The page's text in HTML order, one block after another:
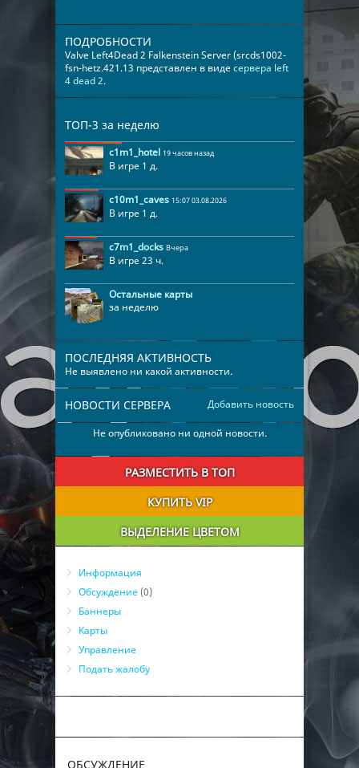
ПОДРОБНОСТИ
Valve Left4Dead 2 Falkenstein Server (srcds1002-
fsn-hetz.421.13 представлен в видесервера left
4 dead 2.
ТОП-3 за неделю
c1m1_hotel 19 часов назад
В игре 1 д.
c10m1_caves 15:07 03.08.2026
В игре 1 д.
c7m1_docks Вчера
В игре 23 ч.
Остальные карты
за неделю
ПОСЛЕДНЯЯ АКТИВНОСТЬ
Не выявлено ни какой активности.
Добавить новость
НОВОСТИ СЕРВЕРА
Не опубликовано ни одной новости.
РАЗМЕСТИТЬ В ТОП
КУПИТЬ VIP
ВЫДЕЛЕНИЕ ЦВЕТОМ
Информация
Обсуждение (0)
Баннеры
Карты
Управление
Подать жалобу
ОБСУЖДЕНИЕ